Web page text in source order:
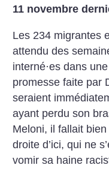
11 novembre
Les 234 migrantes
attendu des
interné·es dans
promesse faite par
seraient
ayant perdu son
Meloni, il fallait
droite d’ici, qui ne
vomir sa haine